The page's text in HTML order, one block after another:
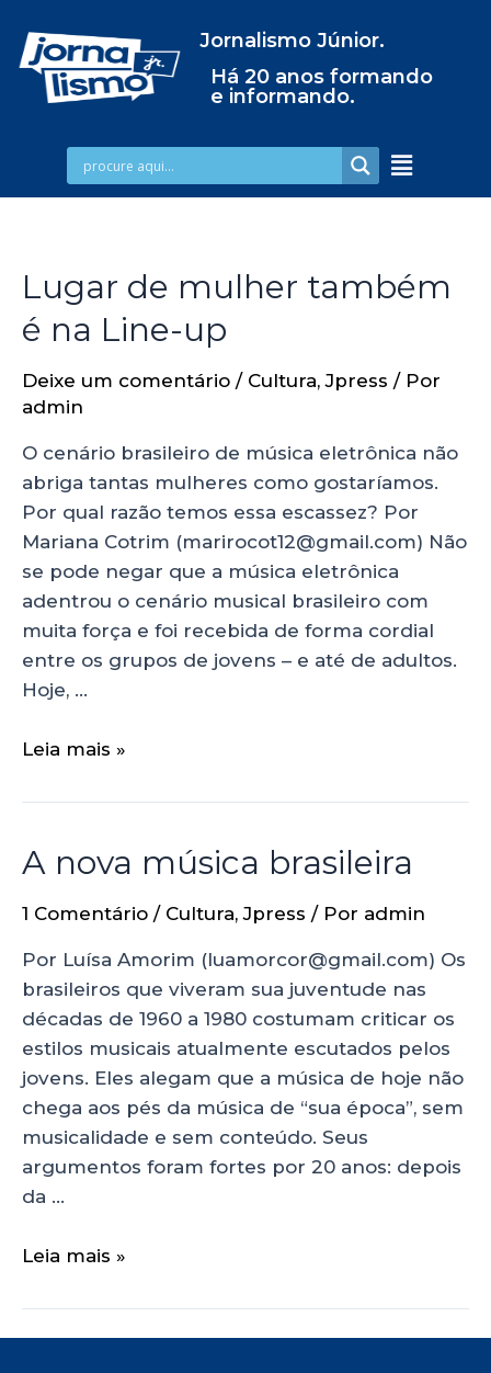
Jornalismo Júnior.
Há 20 anos formando
e informando.
Lugar de mulher também
é na Line-up
Deixe um comentário / Cultura,Jpress / Por
admin
O cenário brasileiro de música eletrônica não
abriga tantas mulheres como gostaríamos.
Por qual razão temos essa escassez? Por
Mariana Cotrim (marirocot12@gmail.com) Não
se pode negar que a música eletrônica
adentrou o cenário musical brasileiro com
muita força e foi recebida de forma cordial
entre os grupos de jovens – e até de adultos.
Hoje, …
Leia mais »
A nova música brasileira
1 Comentário / Cultura,Jpress / Por admin
Por Luísa Amorim (luamorcor@gmail.com) Os
brasileiros que viveram sua juventude nas
décadas de 1960 a 1980 costumam criticar os
estilos musicais atualmente escutados pelos
jovens. Eles alegam que a música de hoje não
chega aos pés da música de “sua época”, sem
musicalidade e sem conteúdo. Seus
argumentos foram fortes por 20 anos: depois
da …
Leia mais »